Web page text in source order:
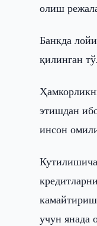
олиш
Банкда
қилинган
этишдан
инсон
учун янада